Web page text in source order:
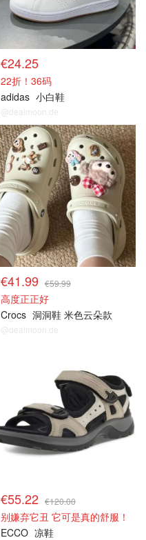
€24.25
22折！36码
adidas 小白鞋
@dealmoon.de
€41.99 €59.99
高度正正好
Crocs 洞洞鞋 米色云朵款
@dealmoon.de
€55.22 €120.00
别嫌弃它丑 它可是真的舒服！
ECCO 凉鞋